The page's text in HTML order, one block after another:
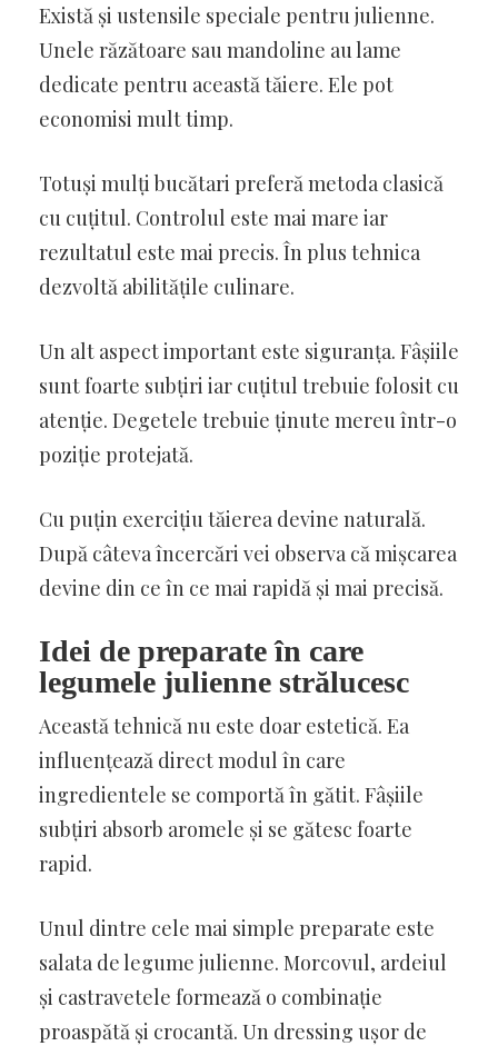
Există și ustensile speciale pentru julienne.
Unele răzătoare sau mandoline au lame
dedicate pentru această tăiere. Ele pot
economisi mult timp.
Totuși mulți bucătari preferă metoda clasică
cu cuțitul. Controlul este mai mare iar
rezultatul este mai precis. În plus tehnica
dezvoltă abilitățile culinare.
Un alt aspect important este siguranța. Fâșiile
sunt foarte subțiri iar cuțitul trebuie folosit cu
atenție. Degetele trebuie ținute mereu într-o
poziție protejată.
Cu puțin exercițiu tăierea devine naturală.
După câteva încercări vei observa că mișcarea
devine din ce în ce mai rapidă și mai precisă.
Idei de preparate în care
legumele julienne strălucesc
Această tehnică nu este doar estetică. Ea
influențează direct modul în care
ingredientele se comportă în gătit. Fâșiile
subțiri absorb aromele și se gătesc foarte
rapid.
Unul dintre cele mai simple preparate este
salata de legume julienne. Morcovul, ardeiul
și castravetele formează o combinație
proaspătă și crocantă. Un dressing ușor de